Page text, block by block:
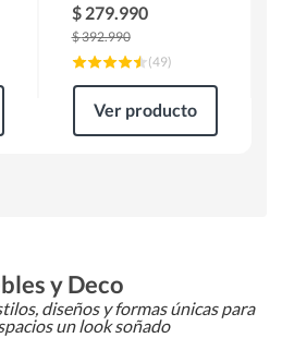
$ 279.990
$392.990
(49)
Ver producto
y Deco
diseños y formas únicas para
un look soñado